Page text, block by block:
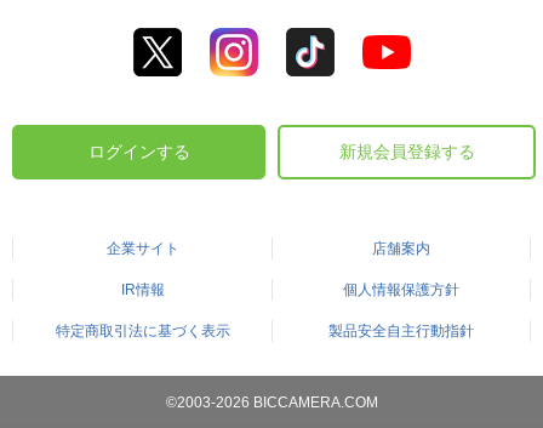
ログインする 新規会員登録する
企業サイト 店舗案内
IR情報 個人情報保護方針
特定商取引法に基づく表示 製品安全自主行動指針
©2003-2026 BICCAMERA.COM